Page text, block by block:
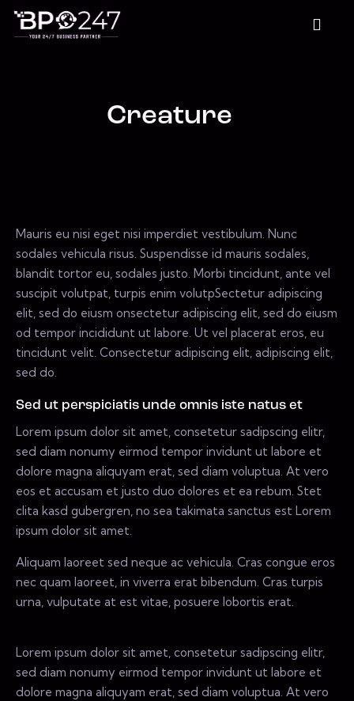
Creature
Mauris eu nisi eget nisi imperdiet vestibulum. Nunc
sodales vehicula risus. Suspendisse id mauris sodales,
blandit tortor eu, sodales justo. Morbi tincidunt, ante vel
suscipit volutpat, turpis enim volutpSectetur adipiscing
elit, sed do eiusm onsectetur adipiscing elit, sed do eiusm
od tempor incididunt ut labore. Ut vel placerat eros, eu
tincidunt velit. Consectetur adipiscing elit, adipiscing elit,
sed do.
Sed ut perspiciatis unde omnis iste natus et
Lorem ipsum dolor sit amet, consetetur sadipscing elitr,
sed diam nonumy eirmod tempor invidunt ut labore et
dolore magna aliquyam erat, sed diam voluptua. At vero
eos et accusam et justo duo dolores et ea rebum. Stet
clita kasd gubergren, no sea takimata sanctus est Lorem
ipsum dolor sit amet.
Aliquam laoreet sed neque ac vehicula. Cras congue eros
nec quam laoreet, in viverra erat bibendum. Cras turpis
urna, vulputate at est vitae, posuere lobortis erat.
Lorem ipsum dolor sit amet, consetetur sadipscing elitr,
sed diam nonumy eirmod tempor invidunt ut labore et
dolore magna aliquyam erat, sed diam voluptua. At vero